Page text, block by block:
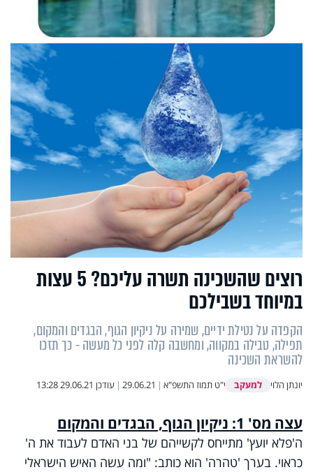
רוצים שהשכינה תשרה עליכם? 5 עצות
במיוחד בשבילכם
הקפדה על נטילת ידיים, שמירה על ניקיון הגוף, הבגדים והמקום,
תפילה, טבילה במקווה, ומחשבה קלה לפני כל מעשה - כך תזכו
להשראת השכינה
יונתן הלוי למעקב י"ט תמוז התשפ"א |
29.06.21
| עודכן 29.06.21 13:28
עצה מס' 1: ניקיון הגוף, הבגדים והמקום
ה'פלא יועץ' מתייחס לקשייהם של בני האדם לעבוד את ה'
כראוי. בערך 'טהרה' הוא כותב: "ומה עשה האיש הישראלי